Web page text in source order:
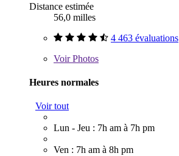
Distance estimée
56,0 milles
4 463 évaluations
VoirPhotos
Heures normales
Voir tout
Lun - Jeu : 7h am à 7h pm
Ven : 7h am à 8h pm